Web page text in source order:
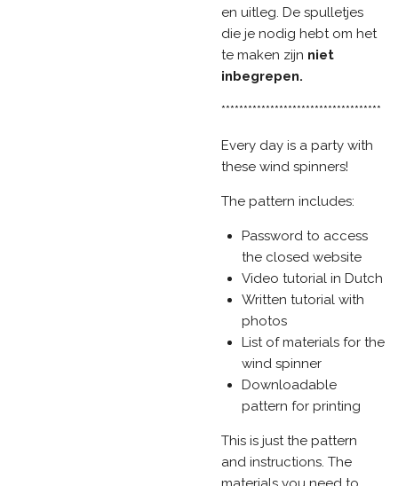
en uitleg. De spulletjes
die je nodig hebt om het
te maken zijn niet
inbegrepen.
************************************
Every day is a party with
these wind spinners!
The pattern includes:
Password to access
the closed website
Video tutorial in Dutch
Written tutorial with
photos
List of materials for the
wind spinner
Downloadable
pattern for printing
This is just the pattern
and instructions. The